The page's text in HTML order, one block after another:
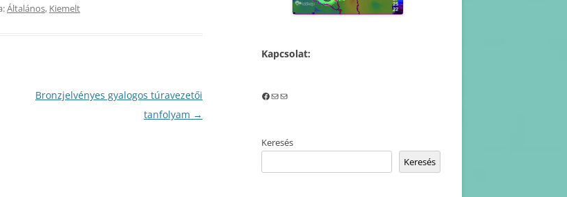
Általános, Kiemelt
Bronzjelvényes gyalogos túravezetői
tanfolyam →
Kapcsolat:
Facebook
Mail
Mail
Keresés
Keresés